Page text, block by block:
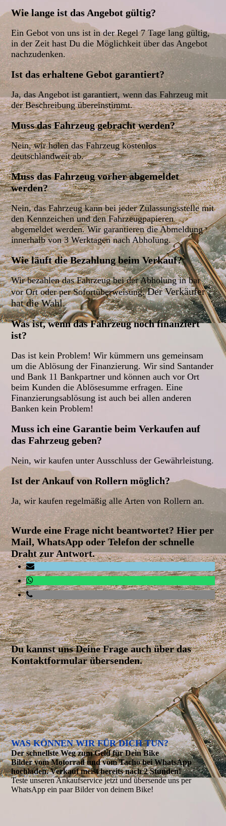
Wie lange ist das Angebot gültig?
Ein Gebot von uns ist in der Regel 7 Tage lang gültig,
in der Zeit hast Du die Möglichkeit über das Angebot
nachzudenken.
Ist das erhaltene Gebot garantiert?
Ja, das Angebot ist garantiert, wenn das Fahrzeug mit
der Beschreibung übereinstimmt.
Muss das Fahrzeug gebracht werden?
Nein, wir holen das Fahrzeug kostenlos
deutschlandweit ab.
Muss das Fahrzeug vorher abgemeldet
werden?
Nein, das Fahrzeug kann bei jeder Zulassungsstelle mit
den Kennzeichen und den Fahrzeugpapieren
abgemeldet werden. Wir garantieren die Abmeldung
innerhalb von 3 Werktagen nach Abholung.
Wie läuft die Bezahlung beim Verkauf?
Wir bezahlen das Fahrzeug bei der Abholung in bar
vor Ort oder per Sofortüberweisung.Der Verkäufer
hat die Wahl.
Was ist, wenn das Fahrzeug noch finanziert
ist?
Das ist kein Problem! Wir kümmern uns gemeinsam
um die Ablösung der Finanzierung. Wir sind Santander
und Bank 11 Bankpartner und können auch vor Ort
beim Kunden die Ablösesumme erfragen. Eine
Finanzierungsablösung ist auch bei allen anderen
Banken kein Problem!
Muss ich eine Garantie beim Verkaufen auf
das Fahrzeug geben?
Nein, wir kaufen unter Ausschluss der Gewährleistung.
Ist der Ankauf von Rollern möglich?
Ja, wir kaufen regelmäßig alle Arten von Rollern an.
Wurde eine Frage nicht beantwortet? Hier per
Mail, WhatsApp oder Telefon der schnelle
Draht zur Antwort.
Du kannst uns Deine Frage auch über das
Kontaktformular übersenden.
WAS KÖNNEN WIR FÜR DICH TUN?
Der schnellste Weg zum Geld für Dein Bike
Bilder vom Motorrad und vom Tacho bei WhatsApp
hochladen. Verkauf meist bereits nach 2 Stunden!
Teste unseren Ankaufservice jetzt und übersende uns per
WhatsApp ein paar Bilder von deinem Bike!